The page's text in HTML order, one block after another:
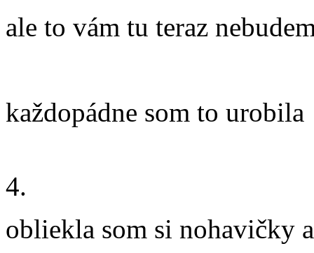
ale to vám tu teraz
každopádne som to urobila
4.
obliekla som si nohavičky